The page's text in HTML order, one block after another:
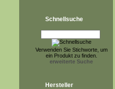
Schnellsuche
Verwenden Sie Stichworte, um
ein Produkt zu finden.
erweiterte Suche
Hersteller